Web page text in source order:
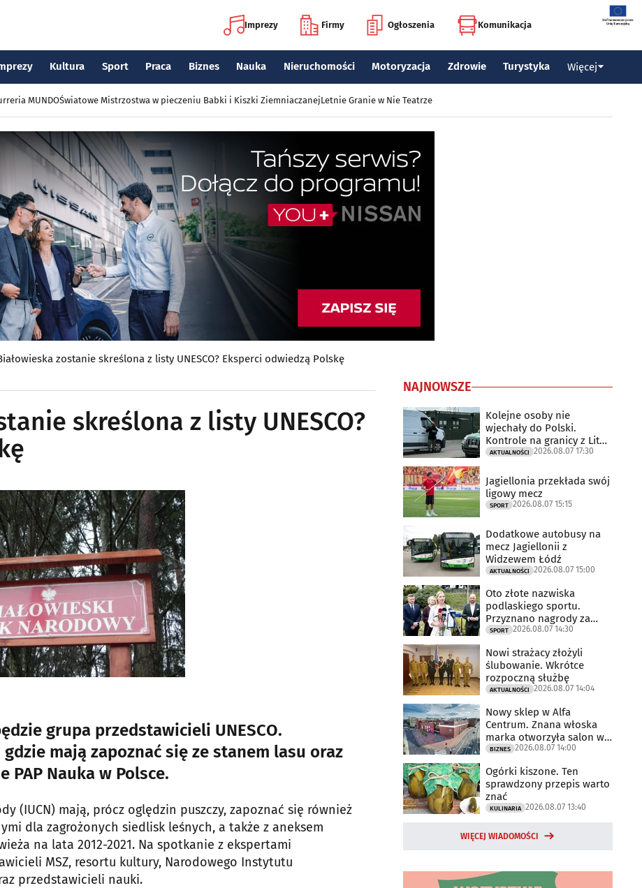
Imprezy Firmy Ogłoszenia Komunikacja
Kultura Sport Praca Biznes Nauka Nieruchomości Motoryzacja Zdrowie Turystyka Więcej
MUNDOŚwiatowe Mistrzostwa w pieczeniu Babki i Kiszki ZiemniaczanejLetnie Granie w Nie Teatrze
zostanie skreślona z listy UNESCO? Eksperci odwiedzą Polskę
skreślona z listy UNESCO?
grupa przedstawicieli UNESCO.
mają zapoznać się ze stanem lasu oraz
Nauka w Polsce.
(IUCN) mają, prócz oględzin puszczy, zapoznać się również
dla zagrożonych siedlisk leśnych, a także z aneksem
na lata 2012-2021. Na spotkanie z ekspertami
MSZ, resortu kultury, Narodowego Instytutu
przedstawicieli nauki.
NAJNOWSZE
Kolejne osoby nie
wjechały do Polski.
Kontrole na granicy z Litwą
trwają
AKTUALNOŚCI 2026.08.07 17:30
Jagiellonia przekłada swój
ligowy mecz
SPORT 2026.08.07 15:15
Dodatkowe autobusy na
mecz Jagiellonii z
Widzewem Łódź
AKTUALNOŚCI 2026.08.07 15:00
Oto złote nazwiska
podlaskiego sportu.
Przyznano nagrody za
2025 rok
SPORT 2026.08.07 14:30
Nowi strażacy złożyli
ślubowanie. Wkrótce
rozpoczną służbę
AKTUALNOŚCI 2026.08.07 14:04
Nowy sklep w Alfa
Centrum. Znana włoska
marka otworzyła salon w
Białymstoku
BIZNES 2026.08.07 14:00
Ogórki kiszone. Ten
sprawdzony przepis warto
znać
KULINARIA 2026.08.07 13:40
WIĘCEJ WIADOMOŚCI